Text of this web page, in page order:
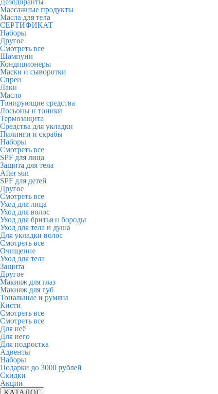
Дезодоранты
Массажные продукты
Масла для тела
СЕРТИФИКАТ
Наборы
Другое
Смотреть все
Шампуни
Кондиционеры
Маски и сыворотки
Спреи
Лаки
Масло
Тонирующие средства
Лосьоны и тоники
Термозащита
Средства для укладки
Пилинги и скрабы
Наборы
Смотреть все
SPF для лица
Защита для тела
After sun
SPF для детей
Другое
Смотреть все
Уход для лица
Уход для волос
Уход для бритья и бороды
Уход для тела и душа
Для укладки волос
Смотреть все
Очищение
Уход для тела
Защита
Другое
Макияж для глаз
Макияж для губ
Тональные и румяна
Кисти
Смотреть все
Смотреть все
Для неё
Для него
Для подростка
Адвенты
Наборы
Подарки до 3000 рублей
Скидки
Акции